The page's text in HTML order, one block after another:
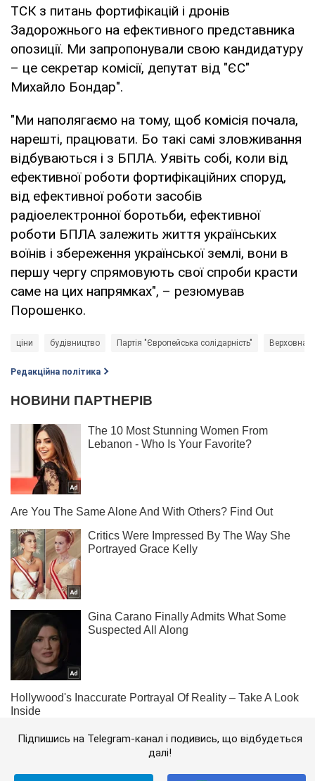
ТСК з питань фортифікацій і дронів
Задорожнього на ефективного представника
опозиції. Ми запропонували свою кандидатуру
– це секретар комісії, депутат від "ЄС"
Михайло Бондар".
"Ми наполягаємо на тому, щоб комісія почала,
нарешті, працювати. Бо такі самі зловживання
відбуваються і з БПЛА. Уявіть собі, коли від
ефективної роботи фортифікаційних споруд,
від ефективної роботи засобів
радіоелектронної боротьби, ефективної
роботи БПЛА залежить життя українських
воїнів і збереження української землі, вони в
першу чергу спрямовують свої спроби красти
саме на цих напрямках", – резюмував
Порошенко.
ціни будівництво Партія "Європейська солідарність" Верховна
Редакційна політика
Підпишись на Telegram-канал і подивись, що відбудеться
далі!